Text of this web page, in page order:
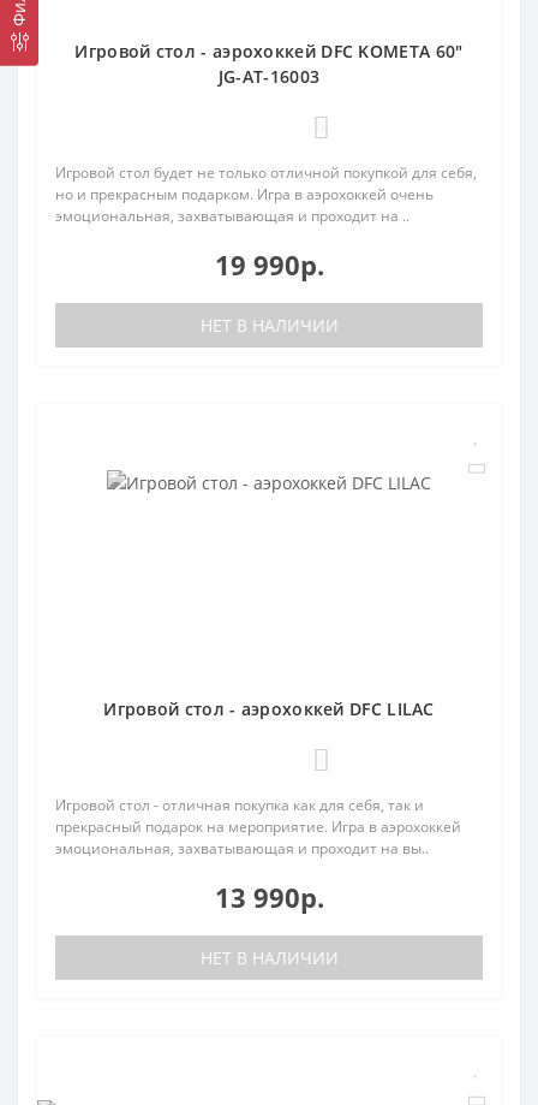
Игровой стол - аэрохоккей DFC KOMETA 60"
JG-AT-16003
Игровой стол будет не только отличной покупкой для себя,
но и прекрасным подарком. Игра в аэрохоккей очень
эмоциональная, захватывающая и проходит на ..
19 990р.
НЕТ В НАЛИЧИИ
Игровой стол - аэрохоккей DFC LILAC
Игровой стол - отличная покупка как для себя, так и
прекрасный подарок на мероприятие. Игра в аэрохоккей
эмоциональная, захватывающая и проходит на вы..
13 990р.
НЕТ В НАЛИЧИИ